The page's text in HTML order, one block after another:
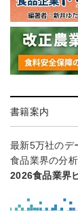
書籍案内
最新5万社のデ
食品業界の分
2026食品業界